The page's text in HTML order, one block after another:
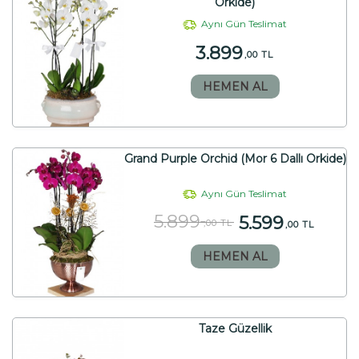
Aynı Gün Teslimat
3.899,00 TL
HEMEN AL
Grand Purple Orchid (Mor 6 Dallı Orkide)
Aynı Gün Teslimat
5.899 ,00 TL 5.599 ,00 TL
HEMEN AL
Taze Güzellik